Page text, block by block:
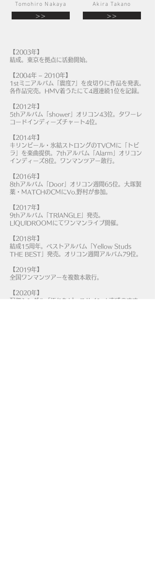
Tomohiro Nakaya
>>
Akira Takano
>>
【2003年】
結成。東京を拠点に活動開始。
【2004年 – 2010年】
1stミニアルバム「震度7」を皮切りに作品を発表。
各作品完売。HMV着うたにて4週連続1位を記録。
【2012年】
5thアルバム「shower」オリコン43位。タワーレ
コードインディーズチャート4位。
【2014年】
キリンビール・氷結ストロングのTVCMに「トビ
ラ」を楽曲提供。7thアルバム「Alarm」オリコン
インディーズ8位。ワンマンツアー敢行。
【2016年】
8thアルバム「Door」オリコン週間65位。大塚製
薬・MATCHのCMにVo.野村が参加。
【2017年】
9thアルバム「TRIANGLE」発売。
LIQUIDROOMにてワンマンライブ開催。
【2018年】
結成15周年。ベストアルバム「Yellow Studs
THE BEST」発売。オリコン週間アルバム79位。
【2019年】
全国ワンマンツアーを複数本敢行。
【2020年】
配信シングル「汚れたピースサイン / 直感のすす